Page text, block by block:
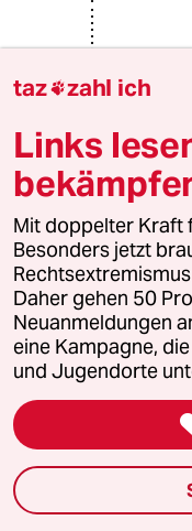
Es ging
damit
W
Es
beiden
und
ab.
taz zahl ich
Links
Mit doppelter Kraft
Besonders jetzt
Daher gehen 50
Neuanmeldungen
eine Kampagne,
und Jugendorte